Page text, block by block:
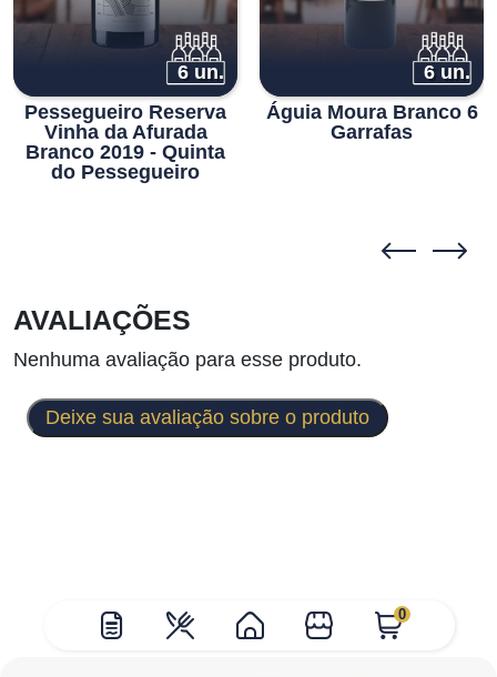
0
6 un.
Pessegueiro Reserva
Vinha da Afurada
Branco 2019 - Quinta
do Pessegueiro
6 un.
Águia Moura Branco 6
Garrafas
AVALIAÇÕES
Nenhuma avaliação para esse produto.
Deixe sua avaliação sobre o produto